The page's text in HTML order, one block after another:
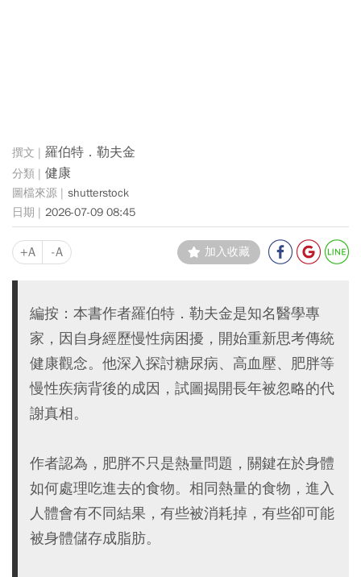
羅伯特．勒夫金
健康
shutterstock
2026-07-09 08:45
+A -A 加入收藏
編按：本書作者羅伯特．勒夫金是知名醫學專
家，因自身經歷慢性病困擾，開始重新思考傳統
健康觀念。他深入探討糖尿病、高血壓、肥胖等
慢性疾病背後的成因，試圖揭開長年被忽略的代
謝真相。
作者認為，肥胖不只是熱量問題，關鍵在於身體
如何處理吃進去的食物。相同熱量的食物，進入
人體會有不同結果，有些被消耗掉，有些卻可能
被身體儲存成脂肪。